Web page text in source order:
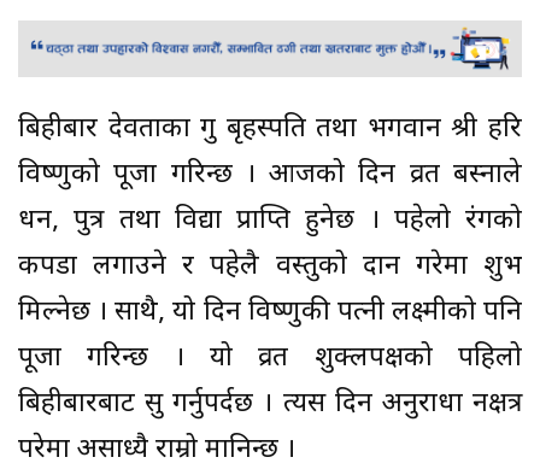
बिहीबार देवताका गुरु बृहस्पति तथा भगवान श्री हरि
विष्णुको पूजा गरिन्छ । आजको दिन व्रत बस्नाले
धन, पुत्र तथा विद्या प्राप्ति हुनेछ । पहेलो रंगको
कपडा लगाउने र पहेलै वस्तुको दान गरेमा शुभ
मिल्नेछ । साथै, यो दिन विष्णुकी पत्नी लक्ष्मीको पनि
पूजा गरिन्छ । यो व्रत शुक्लपक्षको पहिलो
बिहीबारबाट सुरु गर्नुपर्दछ । त्यस दिन अनुराधा नक्षत्र
परेमा असाध्यै राम्रो मानिन्छ ।